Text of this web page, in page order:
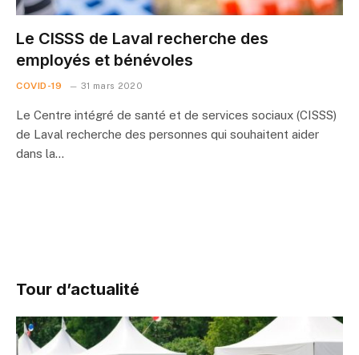
Le CISSS de Laval recherche des
employés et bénévoles
COVID-19 31 mars 2020
Le Centre intégré de santé et de services sociaux (CISSS)
de Laval recherche des personnes qui souhaitent aider
dans la…
Tour d’actualité